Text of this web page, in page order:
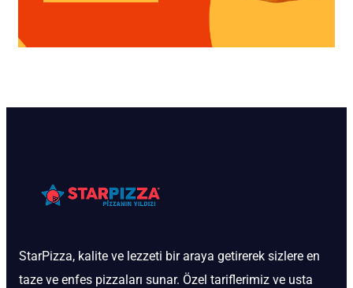
StarPizza, kalite ve lezzeti bir araya getirerek sizlere en
taze ve enfes pizzaları sunar. Özel tariflerimiz ve usta